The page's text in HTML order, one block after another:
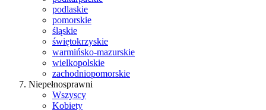
podlaskie
pomorskie
śląskie
świętokrzyskie
warmińsko-mazurskie
wielkopolskie
zachodniopomorskie
Niepełnosprawni
Wszyscy
Kobiety